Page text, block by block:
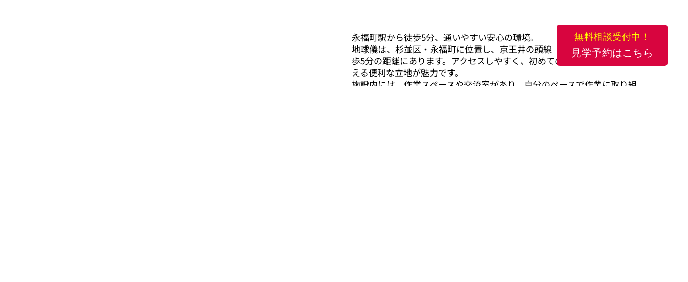
永福町駅から徒歩5分、通いやすい安心の環境。
地球儀は、杉並区・永福町に位置し、京王井の頭線「永福町駅」から徒
歩5分の距離にあります。アクセスしやすく、初めての方でも安心して通
える便利な立地が魅力です。
施設内には、作業スペースや交流室があり、自分のペースで作業に取り組
無料相談受付中！
見学予約はこちら